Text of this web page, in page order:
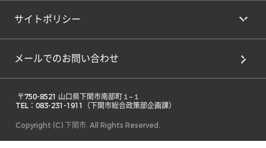
サイトポリシー
メールでのお問い合わせ
TEL：083-231-1911（下関市総合政策部企画課）
Copyright (C) 下関市. All Rights Reserved.